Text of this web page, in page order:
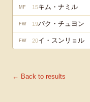
MF 15キム・ナミル
FW 19パク・チュヨン
FW 20イ・スンリョル
← Back to results